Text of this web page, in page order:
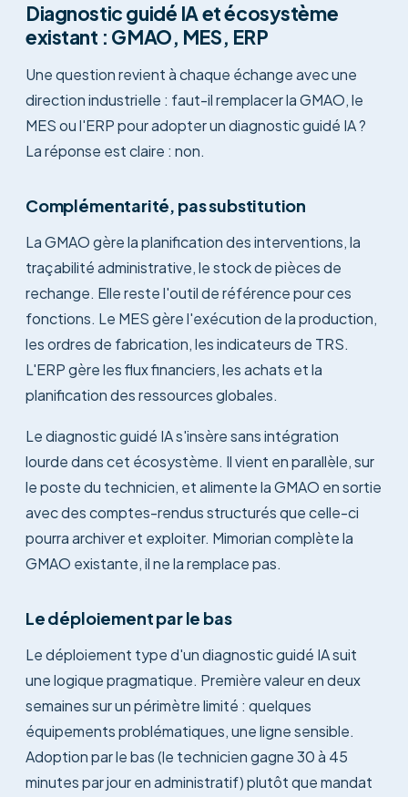
Diagnostic guidé IA et écosystème
existant : GMAO, MES, ERP
Une question revient à chaque échange avec une
direction industrielle : faut-il remplacer la GMAO, le
MES ou l'ERP pour adopter un diagnostic guidé IA ?
La réponse est claire : non.
Complémentarité, pas substitution
La GMAO gère la planification des interventions, la
traçabilité administrative, le stock de pièces de
rechange. Elle reste l'outil de référence pour ces
fonctions. Le MES gère l'exécution de la production,
les ordres de fabrication, les indicateurs de TRS.
L'ERP gère les flux financiers, les achats et la
planification des ressources globales.
Le diagnostic guidé IA s'insère sans intégration
lourde dans cet écosystème. Il vient en parallèle, sur
le poste du technicien, et alimente la GMAO en sortie
avec des comptes-rendus structurés que celle-ci
pourra archiver et exploiter. Mimorian complète la
GMAO existante, il ne la remplace pas.
Le déploiement par le bas
Le déploiement type d'un diagnostic guidé IA suit
une logique pragmatique. Première valeur en deux
semaines sur un périmètre limité : quelques
équipements problématiques, une ligne sensible.
Adoption par le bas (le technicien gagne 30 à 45
minutes par jour en administratif) plutôt que mandat